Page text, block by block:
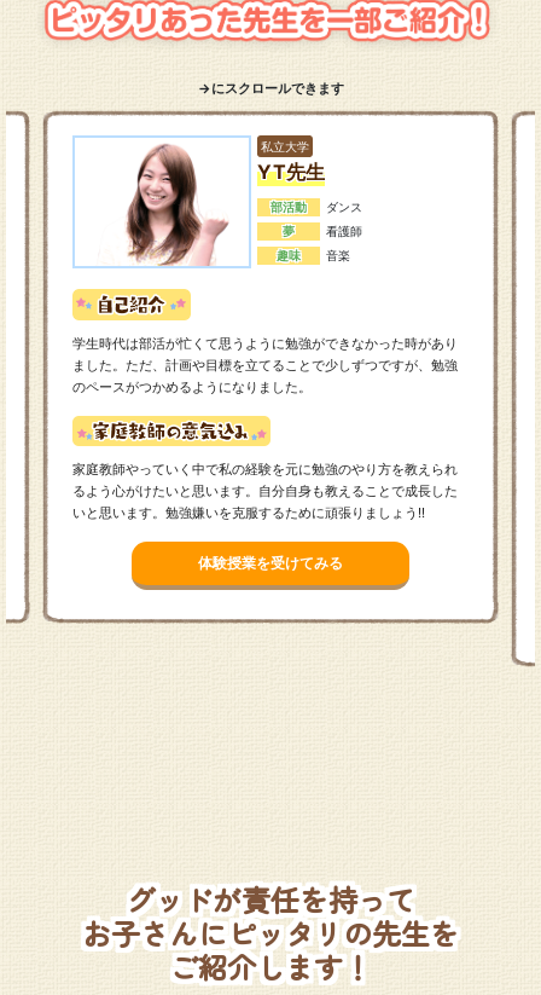
→にスクロールできます
私立大学
YT先生
部活動
ダンス
夢
看護師
趣味
音楽
学生時代は部活が忙くて思うように勉強ができなかった時があり
ました。ただ、計画や目標を立てることで少しずつですが、勉強
のペースがつかめるようになりました。
家庭教師やっていく中で私の経験を元に勉強のやり方を教えられ
るよう心がけたいと思います。自分自身も教えることで成長した
いと思います。勉強嫌いを克服するために頑張りましょう!!
体験授業を受けてみる
グッドが責任を持って
お子さんにピッタリの先生を
ご紹介します！